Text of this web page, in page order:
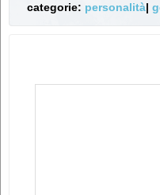
categorie: personalità|